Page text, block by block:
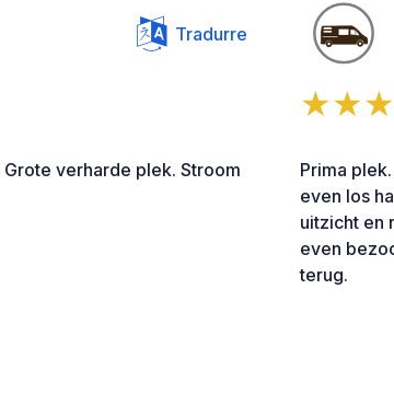
Tradurre
verharde plek. Stroom
Prima
even los
uitzicht en
even
terug.